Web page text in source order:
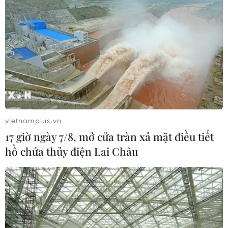
Đảng Cộng hòa đề xuất dự luật trao
thêm thẩm quyền thuế quan cho ông
Trump
07/08/2026 00:33
Mỹ: Lãi suất thế chấp tăng lên mức
cao nhất kể từ tháng Bảy năm ngoái
07/08/2026 00:05
Google Wallet cho phép phụ huynh
thiết lập số dư an toàn của con cái
06/08/2026 23:44
vietnamplus.vn
17 giờ ngày 7/8, mở cửa tràn xả mặt điều tiết
hồ chứa thủy điện Lai Châu